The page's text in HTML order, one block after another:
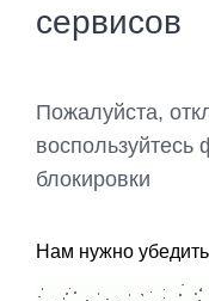
сервисов
Пожалуйста,
блокировки
Нам нужно